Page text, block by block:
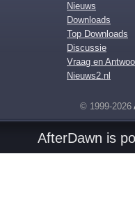
Nieuws
Downloads
Top Downloads
Discussie
Vraag en
Nieuws2.nl
© 1999-2026
AfterDawn is